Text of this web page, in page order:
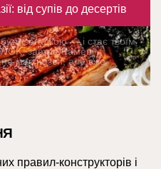
від супів до десертів
загадкою — і стає твоїм
WOK, завтра Рамен,
має назви, але вже
правил-конструкторів і